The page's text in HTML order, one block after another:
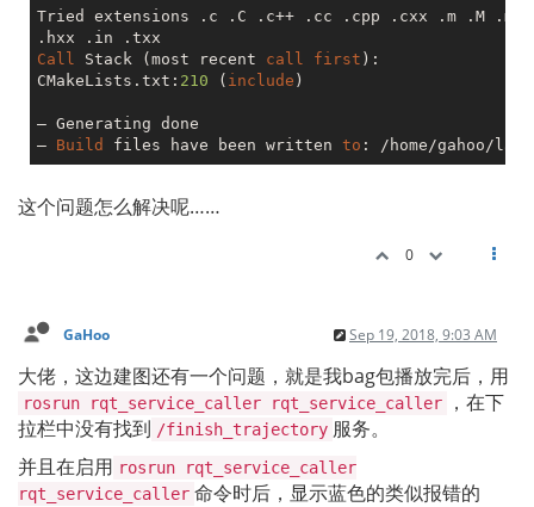
Tried extensions .c .C .c++ .cc .cpp .cxx .m .M .mm
Call Stack (most recent call first ):
CMakeLists.txt: 210 ( include )
– Generating done
– Build files have been written to : /home/gahoo/
这个问题怎么解决呢……
0
GaHoo Sep 19, 2018, 9:03 AM
大佬，这边建图还有一个问题，就是我bag包播放完后，用
rosrun rqt_service_caller rqt_service_caller
，在下
拉栏中没有找到 /finish_trajectory 服务。
并且在启用 rosrun rqt_service_caller
rqt_service_caller 命令时后，显示蓝色的类似报错的